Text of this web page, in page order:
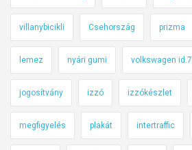
villanybicikli Csehország prizma
lemez nyári gumi volkswagen id.7
jogosítvány izzó izzókészlet
megfigyelés plakát intertraffic